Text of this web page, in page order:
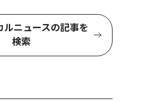
ルニュースの記事を
検索